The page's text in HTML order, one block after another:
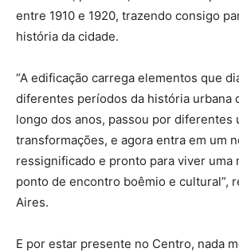
entre 1910 e 1920, trazendo consigo
história da cidade.
“A edificação carrega elementos que
diferentes períodos da história urbana
longo dos anos, passou por diferentes
transformações, e agora entra em um
ressignificado e pronto para viver uma
ponto de encontro boêmio e cultural”,
Aires.
E por estar presente no Centro, nada